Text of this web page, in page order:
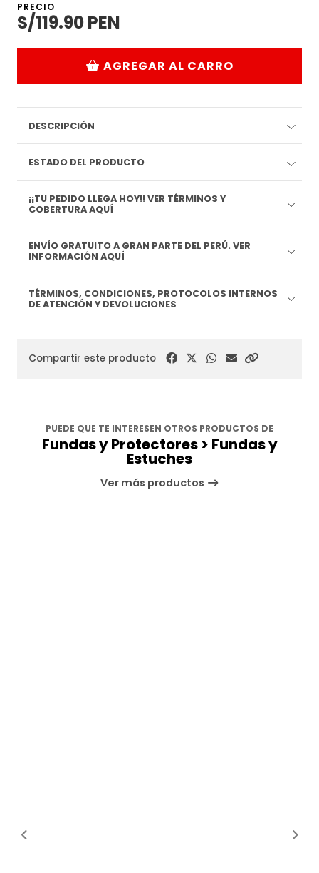
PRECIO
S/119.90 PEN
AGREGAR AL CARRO
DESCRIPCIÓN
ESTADO DEL PRODUCTO
¡¡TU PEDIDO LLEGA HOY!! VER TÉRMINOS Y
COBERTURA AQUÍ
ENVÍO GRATUITO A GRAN PARTE DEL PERÚ. VER
INFORMACIÓN AQUÍ
TÉRMINOS, CONDICIONES, PROTOCOLOS INTERNOS
DE ATENCIÓN Y DEVOLUCIONES
Compartir este producto
PUEDE QUE TE INTERESEN OTROS PRODUCTOS DE
Fundas y Protectores > Fundas y
Estuches
Ver más productos